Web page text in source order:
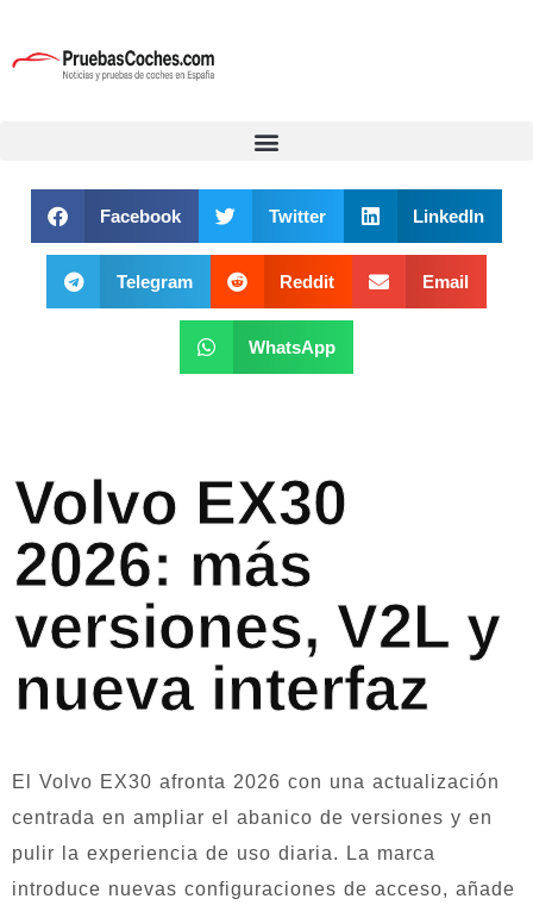
Facebook Twitter LinkedIn
Telegram Reddit Email
WhatsApp
Volvo EX30
2026: más
versiones, V2L y
nueva interfaz
El Volvo EX30 afronta 2026 con una actualización
centrada en ampliar el abanico de versiones y en
pulir la experiencia de uso diaria. La marca
introduce nuevas configuraciones de acceso, añade